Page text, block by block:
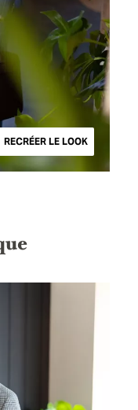
RECRÉER LE LOOK